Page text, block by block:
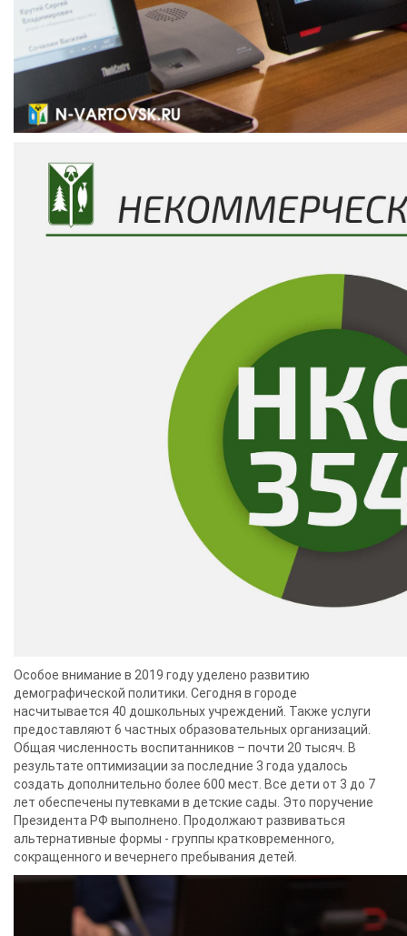
Особое внимание в 2019 году уделено развитию
демографической политики. Сегодня в городе
насчитывается 40 дошкольных учреждений. Также услуги
предоставляют 6 частных образовательных организаций.
Общая численность воспитанников – почти 20 тысяч. В
результате оптимизации за последние 3 года удалось
создать дополнительно более 600 мест. Все дети от 3 до 7
лет обеспечены путевками в детские сады. Это поручение
Президента РФ выполнено. Продолжают развиваться
альтернативные формы - группы кратковременного,
сокращенного и вечернего пребывания детей.